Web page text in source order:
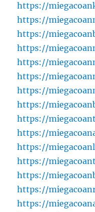
https://
https://
https://
https://
https://
https://
https://
https://
https://
https://
https://
https://
https://
https://
https://